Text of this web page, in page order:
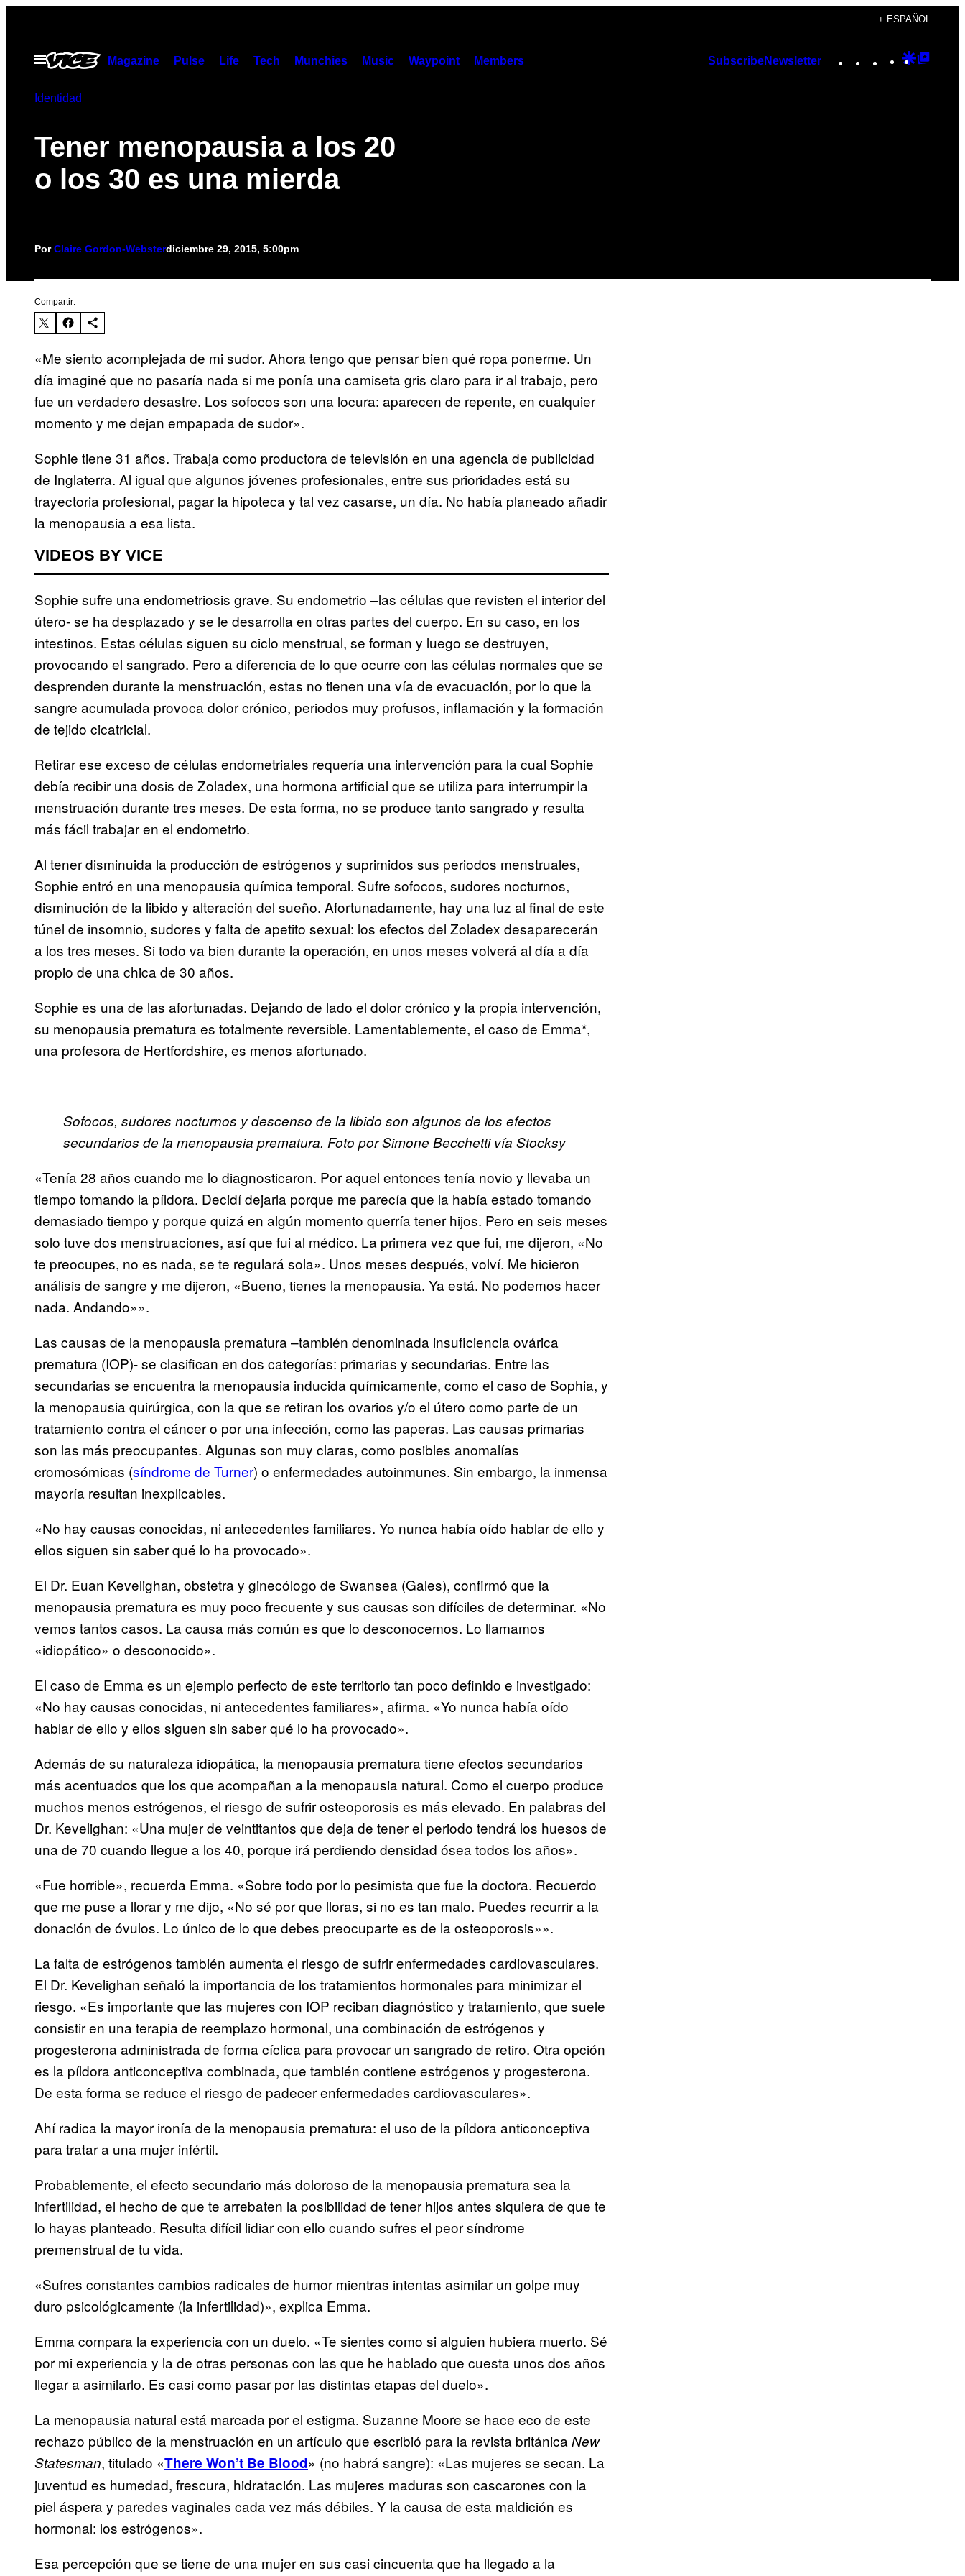
contenido
+ ESPAÑOL
Abrir
Menú
Magazine Pulse Life Tech Munchies Music Waypoint Members SubscribeNewsletter Instagram
TikTok
YouTube
Google
Identidad
Tener menopausia a los 20
o los 30 es una mierda
PorClaire Gordon-Websterdiciembre 29, 2015, 5:00pm
Compartir:
«Me siento acomplejada de mi sudor. Ahora tengo que pensar bien qué ropa ponerme. Un
día imaginé que no pasaría nada si me ponía una camiseta gris claro para ir al trabajo, pero
fue un verdadero desastre. Los sofocos son una locura: aparecen de repente, en cualquier
momento y me dejan empapada de sudor».
Sophie tiene 31 años. Trabaja como productora de televisión en una agencia de publicidad
de Inglaterra. Al igual que algunos jóvenes profesionales, entre sus prioridades está su
trayectoria profesional, pagar la hipoteca y tal vez casarse, un día. No había planeado añadir
la menopausia a esa lista.
VIDEOS BY VICE
Sophie sufre una endometriosis grave. Su endometrio –las células que revisten el interior del
útero- se ha desplazado y se le desarrolla en otras partes del cuerpo. En su caso, en los
intestinos. Estas células siguen su ciclo menstrual, se forman y luego se destruyen,
provocando el sangrado. Pero a diferencia de lo que ocurre con las células normales que se
desprenden durante la menstruación, estas no tienen una vía de evacuación, por lo que la
sangre acumulada provoca dolor crónico, periodos muy profusos, inflamación y la formación
de tejido cicatricial.
Retirar ese exceso de células endometriales requería una intervención para la cual Sophie
debía recibir una dosis de Zoladex, una hormona artificial que se utiliza para interrumpir la
menstruación durante tres meses. De esta forma, no se produce tanto sangrado y resulta
más fácil trabajar en el endometrio.
Al tener disminuida la producción de estrógenos y suprimidos sus periodos menstruales,
Sophie entró en una menopausia química temporal. Sufre sofocos, sudores nocturnos,
disminución de la libido y alteración del sueño. Afortunadamente, hay una luz al final de este
túnel de insomnio, sudores y falta de apetito sexual: los efectos del Zoladex desaparecerán
a los tres meses. Si todo va bien durante la operación, en unos meses volverá al día a día
propio de una chica de 30 años.
Sophie es una de las afortunadas. Dejando de lado el dolor crónico y la propia intervención,
su menopausia prematura es totalmente reversible. Lamentablemente, el caso de Emma*,
una profesora de Hertfordshire, es menos afortunado.
Sofocos, sudores nocturnos y descenso de la libido son algunos de los efectos
secundarios de la menopausia prematura. Foto por Simone Becchetti vía Stocksy
«Tenía 28 años cuando me lo diagnosticaron. Por aquel entonces tenía novio y llevaba un
tiempo tomando la píldora. Decidí dejarla porque me parecía que la había estado tomando
demasiado tiempo y porque quizá en algún momento querría tener hijos. Pero en seis meses
solo tuve dos menstruaciones, así que fui al médico. La primera vez que fui, me dijeron, «No
te preocupes, no es nada, se te regulará sola». Unos meses después, volví. Me hicieron
análisis de sangre y me dijeron, «Bueno, tienes la menopausia. Ya está. No podemos hacer
nada. Andando»».
Las causas de la menopausia prematura –también denominada insuficiencia ovárica
prematura (IOP)- se clasifican en dos categorías: primarias y secundarias. Entre las
secundarias se encuentra la menopausia inducida químicamente, como el caso de Sophia, y
la menopausia quirúrgica, con la que se retiran los ovarios y/o el útero como parte de un
tratamiento contra el cáncer o por una infección, como las paperas. Las causas primarias
son las más preocupantes. Algunas son muy claras, como posibles anomalías
cromosómicas (síndrome de Turner) o enfermedades autoinmunes. Sin embargo, la inmensa
mayoría resultan inexplicables.
«No hay causas conocidas, ni antecedentes familiares. Yo nunca había oído hablar de ello y
ellos siguen sin saber qué lo ha provocado».
El Dr. Euan Kevelighan, obstetra y ginecólogo de Swansea (Gales), confirmó que la
menopausia prematura es muy poco frecuente y sus causas son difíciles de determinar. «No
vemos tantos casos. La causa más común es que lo desconocemos. Lo llamamos
«idiopático» o desconocido».
El caso de Emma es un ejemplo perfecto de este territorio tan poco definido e investigado:
«No hay causas conocidas, ni antecedentes familiares», afirma. «Yo nunca había oído
hablar de ello y ellos siguen sin saber qué lo ha provocado».
Además de su naturaleza idiopática, la menopausia prematura tiene efectos secundarios
más acentuados que los que acompañan a la menopausia natural. Como el cuerpo produce
muchos menos estrógenos, el riesgo de sufrir osteoporosis es más elevado. En palabras del
Dr. Kevelighan: «Una mujer de veintitantos que deja de tener el periodo tendrá los huesos de
una de 70 cuando llegue a los 40, porque irá perdiendo densidad ósea todos los años».
«Fue horrible», recuerda Emma. «Sobre todo por lo pesimista que fue la doctora. Recuerdo
que me puse a llorar y me dijo, «No sé por que lloras, si no es tan malo. Puedes recurrir a la
donación de óvulos. Lo único de lo que debes preocuparte es de la osteoporosis»».
La falta de estrógenos también aumenta el riesgo de sufrir enfermedades cardiovasculares.
El Dr. Kevelighan señaló la importancia de los tratamientos hormonales para minimizar el
riesgo. «Es importante que las mujeres con IOP reciban diagnóstico y tratamiento, que suele
consistir en una terapia de reemplazo hormonal, una combinación de estrógenos y
progesterona administrada de forma cíclica para provocar un sangrado de retiro. Otra opción
es la píldora anticonceptiva combinada, que también contiene estrógenos y progesterona.
De esta forma se reduce el riesgo de padecer enfermedades cardiovasculares».
Ahí radica la mayor ironía de la menopausia prematura: el uso de la píldora anticonceptiva
para tratar a una mujer infértil.
Probablemente, el efecto secundario más doloroso de la menopausia prematura sea la
infertilidad, el hecho de que te arrebaten la posibilidad de tener hijos antes siquiera de que te
lo hayas planteado. Resulta difícil lidiar con ello cuando sufres el peor síndrome
premenstrual de tu vida.
«Sufres constantes cambios radicales de humor mientras intentas asimilar un golpe muy
duro psicológicamente (la infertilidad)», explica Emma.
Emma compara la experiencia con un duelo. «Te sientes como si alguien hubiera muerto. Sé
por mi experiencia y la de otras personas con las que he hablado que cuesta unos dos años
llegar a asimilarlo. Es casi como pasar por las distintas etapas del duelo».
La menopausia natural está marcada por el estigma. Suzanne Moore se hace eco de este
rechazo público de la menstruación en un artículo que escribió para la revista británica New
Statesman, titulado «There Won’t Be Blood» (no habrá sangre): «Las mujeres se secan. La
juventud es humedad, frescura, hidratación. Las mujeres maduras son cascarones con la
piel áspera y paredes vaginales cada vez más débiles. Y la causa de esta maldición es
hormonal: los estrógenos».
Esa percepción que se tiene de una mujer en sus casi cincuenta que ha llegado a la